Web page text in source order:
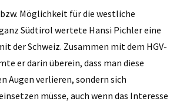
Möglichkeit für die westliche
Südtirol wertete Hansi Pichler eine
der Schweiz. Zusammen mit dem HGV-
er darin überein, dass man diese
Augen verlieren, sondern sich
müsse, auch wenn das Interesse